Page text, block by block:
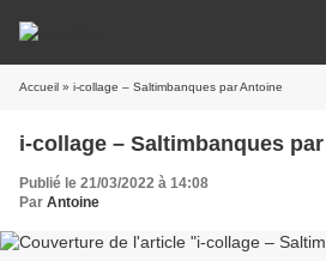
Accueil » i-collage – Saltimbanques par Antoine
i-collage – Saltimbanques
Publié le 21/03/2022 à 14:08
Par Antoine